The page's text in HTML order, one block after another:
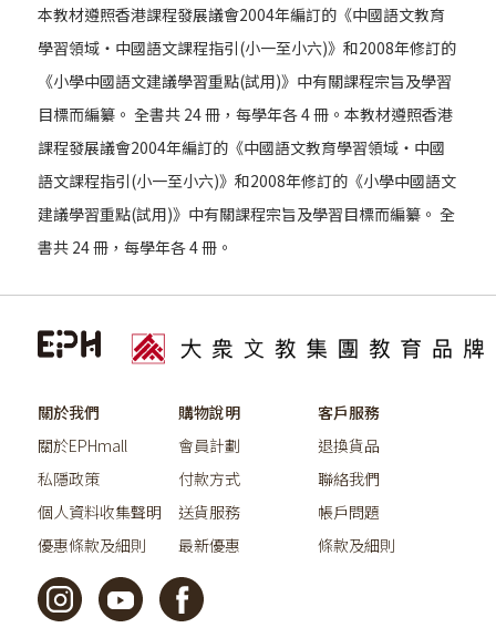
本教材遵照香港課程發展議會2004年編訂的《中國語文教育
學習領域‧中國語文課程指引(小一至小六)》和2008年修訂的
《小學中國語文建議學習重點(試用)》中有關課程宗旨及學習
目標而編纂。 全書共 24 冊，每學年各 4 冊。本教材遵照香港
課程發展議會2004年編訂的《中國語文教育學習領域‧中國
語文課程指引(小一至小六)》和2008年修訂的《小學中國語文
建議學習重點(試用)》中有關課程宗旨及學習目標而編纂。 全
書共 24 冊，每學年各 4 冊。
關於我們
關於EPHmall
私隱政策
個人資料收集聲明
優惠條款及細則
購物說明
會員計劃
付款方式
送貨服務
最新優惠
客戶服務
退換貨品
聯絡我們
帳戶問題
條款及細則